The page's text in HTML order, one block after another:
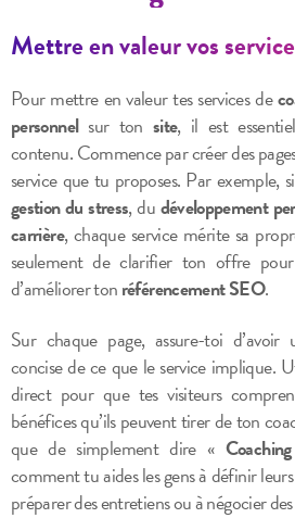
Mettre en valeur vos
Pour mettre en valeur tes services de
personnelsur ton site, il est
contenu. Commence par créer des
service que tu proposes. Par
gestion du stress, dudéveloppement
carrière, chaque service mérite sa
seulement de clarifier ton offre
d’améliorer tonréférencement SEO.
Sur chaque page, assure-toi
concise de ce que le service implique.
direct pour que tes visiteurs
bénéfices qu’ils peuvent tirer de ton
que de simplement dire «
comment tu aides les gens à définir
préparer des entretiens ou à négocier